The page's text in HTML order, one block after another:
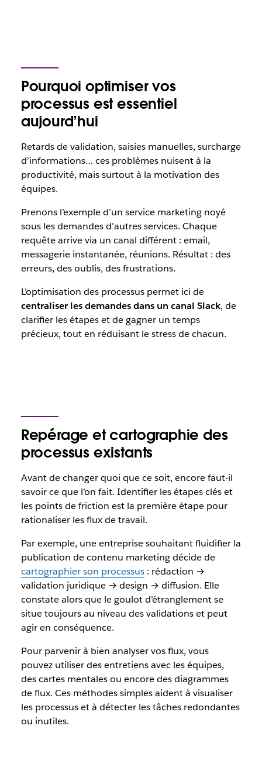
Pourquoi optimiser vos
processus est essentiel
aujourd’hui
Retards de validation, saisies manuelles, surcharge
d’informations… ces problèmes nuisent à la
productivité, mais surtout à la motivation des
équipes.
Prenons l’exemple d’un service marketing noyé
sous les demandes d’autres services. Chaque
requête arrive via un canal différent : email,
messagerie instantanée, réunions. Résultat : des
erreurs, des oublis, des frustrations.
L’optimisation des processus permet ici de
centraliser les demandes dans un canal Slack, de
clarifier les étapes et de gagner un temps
précieux, tout en réduisant le stress de chacun.
Repérage et cartographie des
processus existants
Avant de changer quoi que ce soit, encore faut-il
savoir ce que l’on fait. Identifier les étapes clés et
les points de friction est la première étape pour
rationaliser les flux de travail.
Par exemple, une entreprise souhaitant fluidifier la
publication de contenu marketing décide de
cartographier son processus: rédaction →
validation juridique → design → diffusion. Elle
constate alors que le goulot d’étranglement se
situe toujours au niveau des validations et peut
agir en conséquence.
Pour parvenir à bien analyser vos flux, vous
pouvez utiliser des entretiens avec les équipes,
des cartes mentales ou encore des diagrammes
de flux. Ces méthodes simples aident à visualiser
les processus et à détecter les tâches redondantes
ou inutiles.